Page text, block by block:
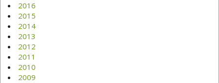
2016
2015
2014
2013
2012
2011
2010
2009